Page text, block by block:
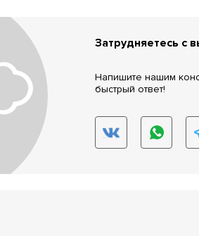
Затрудняетесь с
Напишите нашим
быстрый ответ!